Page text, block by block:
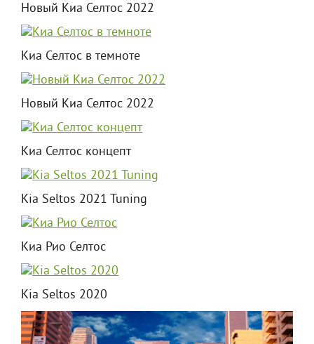
Новый Киа Селтос 2022
Киа Селтос в темноте
Новый Киа Селтос 2022
Киа Селтос концепт
Kia Seltos 2021 Tuning
Киа Рио Селтос
Kia Seltos 2020